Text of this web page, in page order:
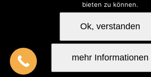
bieten zu können.
Ok, verstanden
mehr Informationen